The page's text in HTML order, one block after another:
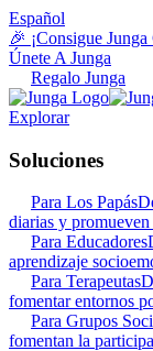
Español
🎉 ¡Consigue
Únete A Junga
Regalo Junga
Explorar
Soluciones
Para Los Papás
diarias y
Para Educadores
aprendizaje
Para Terapeutas
fomentar entornos
Para Grupos
fomentan la